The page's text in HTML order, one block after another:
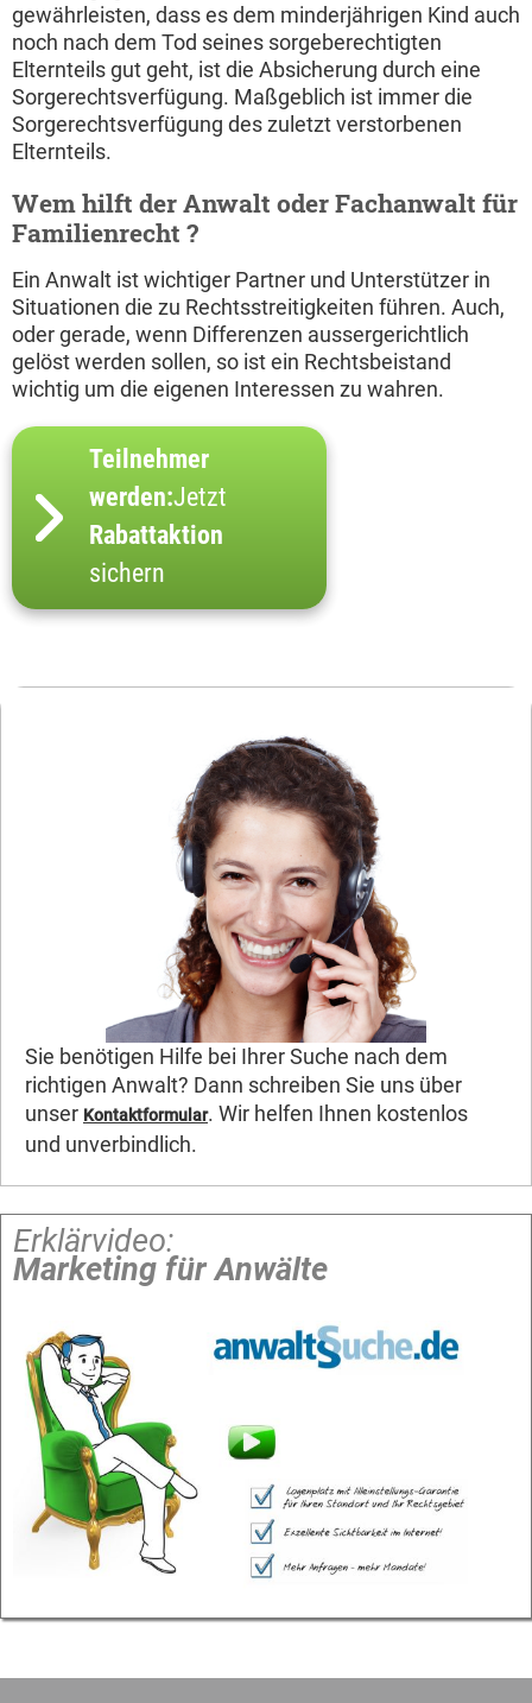
gewährleisten, dass es dem minderjährigen Kind auch
noch nach dem Tod seines sorgeberechtigten
Elternteils gut geht, ist die Absicherung durch eine
Sorgerechtsverfügung. Maßgeblich ist immer die
Sorgerechtsverfügung des zuletzt verstorbenen
Elternteils.
Wem hilft der Anwalt oder Fachanwalt für
Familienrecht ?
Ein Anwalt ist wichtiger Partner und Unterstützer in
Situationen die zu Rechtsstreitigkeiten führen. Auch,
oder gerade, wenn Differenzen aussergerichtlich
gelöst werden sollen, so ist ein Rechtsbeistand
wichtig um die eigenen Interessen zu wahren.
Teilnehmer
werden:Jetzt
Rabattaktion
sichern
Sie benötigen Hilfe bei Ihrer Suche nach dem
richtigen Anwalt? Dann schreiben Sie uns über
unser Kontaktformular. Wir helfen Ihnen kostenlos
und unverbindlich.
Erklärvideo:
Marketing für Anwälte